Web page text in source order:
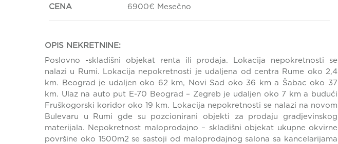
CENA 6900€ Mesečno
OPIS NEKRETNINE:
Poslovno -skladišni objekat renta ili prodaja. Lokacija nepokretnosti se
nalazi u Rumi. Lokacija nepokretnosti je udaljena od centra Rume oko 2,4
km. Beograd je udaljen oko 62 km, Novi Sad oko 36 km a Šabac oko 37
km. Ulaz na auto put E-70 Beograd – Zegreb je udaljen oko 7 km a budući
Fruškogorski koridor oko 19 km. Lokacija nepokretnosti se nalazi na novom
Bulevaru u Rumi gde su pozcionirani objekti za prodaju gradjevinskog
materijala. Nepokretnost maloprodajno – skladišni objekat ukupne okvirne
površine oko 1500m2 se sastoji od maloprodajnog salona sa kancelarijama